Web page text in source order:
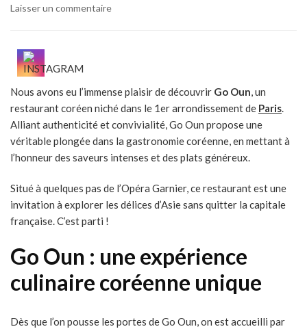
Laisser un commentairesur
à
tester
à
Paris
Nous avons eu l’immense plaisir de découvrir Go Oun, un
restaurant coréen niché dans le 1er arrondissement de Paris.
Alliant authenticité et convivialité, Go Oun propose une
véritable plongée dans la gastronomie coréenne, en mettant à
l’honneur des saveurs intenses et des plats généreux.
Situé à quelques pas de l’Opéra Garnier, ce restaurant est une
invitation à explorer les délices d’Asie sans quitter la capitale
française. C’est parti !
Go Oun : une expérience
culinaire coréenne unique
Dès que l’on pousse les portes de Go Oun, on est accueilli par